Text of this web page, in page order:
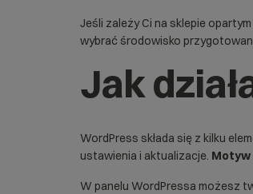
Jeśli zależy Ci na sklepie
wybrać środowisko
Jak
WordPress składa się z kilku
ustawienia i aktualizacje. Motyw
W panelu WordPressa możesz